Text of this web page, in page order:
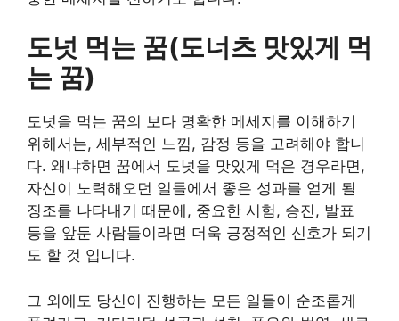
도넛 먹는 꿈(도너츠 맛있게 먹
는 꿈)
도넛을 먹는 꿈의 보다 명확한 메세지를 이해하기
위해서는, 세부적인 느낌, 감정 등을 고려해야 합니
다. 왜냐하면 꿈에서 도넛을 맛있게 먹은 경우라면,
자신이 노력해오던 일들에서 좋은 성과를 얻게 될
징조를 나타내기 때문에, 중요한 시험, 승진, 발표
등을 앞둔 사람들이라면 더욱 긍정적인 신호가 되기
도 할 것 입니다.
그 외에도 당신이 진행하는 모든 일들이 순조롭게